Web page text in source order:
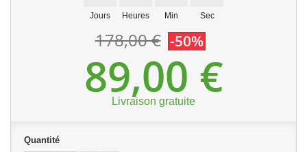
Jours Heures Min Sec
178,00 € -50%
89,00 €
Livraison gratuite
Quantité